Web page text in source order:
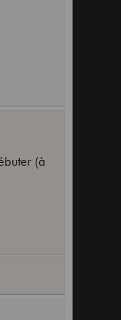
(à